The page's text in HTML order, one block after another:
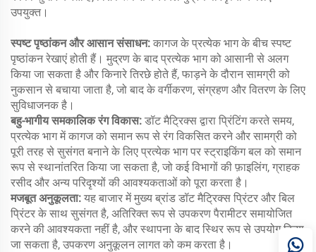
उपयुक्त।
स्पष्ट पृष्ठांकन और आसान संसाधन: कागज के प्रत्येक भाग के बीच स्पष्ट
पृष्ठांकन रेखाएं होती हैं। मुद्रण के बाद प्रत्येक भाग को आसानी से अलग
किया जा सकता है और किनारे तिरछे होते हैं, फाड़ने के दौरान सामग्री को
नुकसान से बचाया जाता है, जो बाद के वर्गीकरण, संग्रहण और वितरण के लिए
सुविधाजनक है।
बहु-भागीय समकालिक रंग विकास: डॉट मैट्रिक्स द्वारा प्रिंटिंग करते समय,
प्रत्येक भाग में कागज को समान रूप से रंग विकसित करने और सामग्री को
पूरी तरह से सुसंगत बनाने के लिए प्रत्येक भाग पर स्ट्राइकिंग बल को समान
रूप से स्थानांतरित किया जा सकता है, जो कई विभागों की फ़ाइलिंग, ग्राहक
रसीद और अन्य परिदृश्यों की आवश्यकताओं को पूरा करता है।
मजबूत अनुकूलता: यह बाजार में मुख्य ब्रांड डॉट मैट्रिक्स प्रिंटर और बिल
प्रिंटर के साथ सुसंगत है, अतिरिक्त रूप से उपकरण पैरामीटर समायोजित
करने की आवश्यकता नहीं है, और स्थापना के बाद स्थिर रूप से उपयोग किया
जा सकता है, उपकरण अनुकूलन लागत को कम करता है।